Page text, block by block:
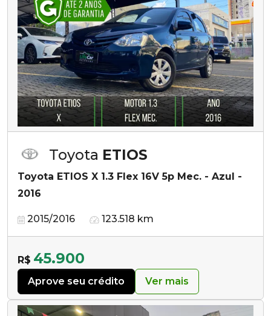
Toyota ETIOS
Toyota ETIOS X 1.3 Flex 16V 5p Mec. - Azul -
2016
2015/2016 123.518 km
R$ 45.900
Aprove seu crédito Ver mais